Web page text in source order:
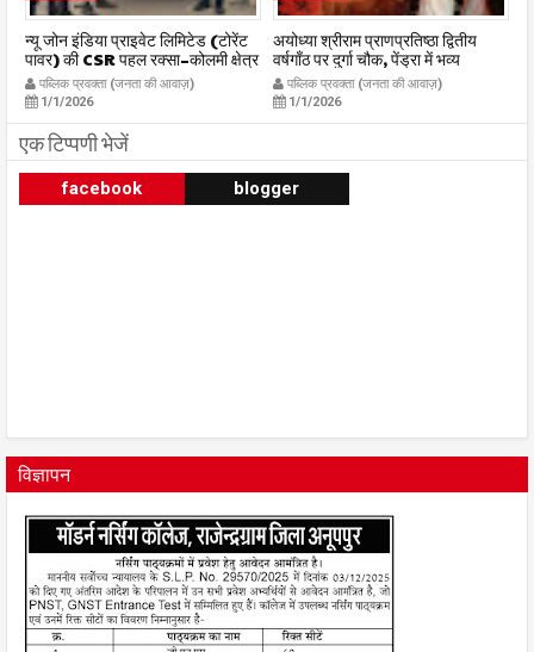
न्यू जोन इंडिया प्राइवेट लिमिटेड (टोरेंट
पावर) की CSR पहल रक्सा–कोलमी क्षेत्र
में चलित अस्पताल एम्बुलेंस सेवा का
शुभारंभ publicpravakta.com
पब्लिक प्रवक्ता (जनता की आवाज़)
1/1/2026
अयोध्या श्रीराम प्राणप्रतिष्ठा द्वितीय
वर्षगाँठ पर दुर्गा चौक, पेंड्रा में भव्य
महाआरती सम्पन्न
publicpravakta.com
पब्लिक प्रवक्ता (जनता की आवाज़)
1/1/2026
एक टिप्पणी भेजें
facebook blogger
विज्ञापन